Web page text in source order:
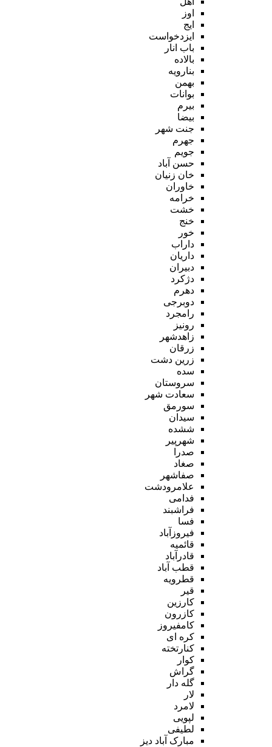
اوز
ایج
ایزدخواست
باب انار
بالاده
بنارویه
بهمن
بوانات
بیرم
بیضا
جنت شهر
جهرم
جویم
حسن آباد
خان زنیان
خاوران
خرامه
خشت
خنج
خور
داراب
داریان
دبیران
دژکرد
دهرم
دوبرجی
رامجرد
رونیز
زاهدشهر
زرقان
زرین دشت
سده
سروستان
سعادت شهر
سورمق
سیدان
ششده
شهرپیر
صدرا
صغاد
صفاشهر
علامرودشت
فدامی
فراشبند
فسا
فیروزآباد
قائمیه
قادرآباد
قطب آباد
قطرویه
قیر
کارزین
کازرون
کامفیروز
کره ای
کنارتخته
کوار
گراش
گله دار
لار
لامرد
لپویی
لطیفی
مبارک آباد دیز